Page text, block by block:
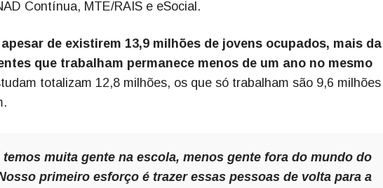
Contínua, MTE/RAIS e eSocial.
de existirem 13,9 milhões de jovens ocupados, mais da
que trabalham permanece menos de um ano no mesmo
totalizam 12,8 milhões, os que só trabalham são 9,6 milhões
muita gente na escola, menos gente fora do mundo do
primeiro esforço é trazer essas pessoas de volta para a